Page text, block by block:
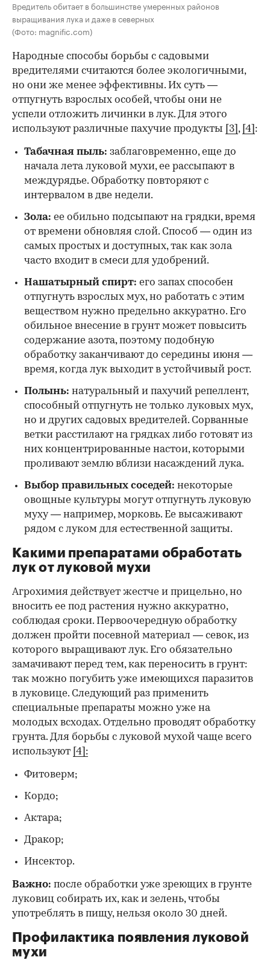
Вредитель обитает в большинстве умеренных районов
выращивания лука и даже в северных
(Фото: magnific.com)
Народные способы борьбы с садовыми
вредителями считаются более экологичными,
но они же менее эффективны. Их суть —
отпугнуть взрослых особей, чтобы они не
успели отложить личинки в лук. Для этого
используют различные пахучие продукты
[3] , [4] :
Табачная пыль: заблаговременно, еще до
начала лета луковой мухи, ее рассыпают в
междурядье. Обработку повторяют с
интервалом в две недели.
Зола: ее обильно подсыпают на грядки, время
от времени обновляя слой. Способ — один из
самых простых и доступных, так как зола
часто входит в смеси для удобрений.
Нашатырный спирт: его запах способен
отпугнуть взрослых мух, но работать с этим
веществом нужно предельно аккуратно. Его
обильное внесение в грунт может повысить
содержание азота, поэтому подобную
обработку заканчивают до середины июня —
время, когда лук выходит в устойчивый рост.
Полынь: натуральный и пахучий репеллент,
способный отпугнуть не только луковых мух,
но и других садовых вредителей. Сорванные
ветки расстилают на грядках либо готовят из
них концентрированные настои, которыми
проливают землю вблизи насаждений лука.
Выбор правильных соседей: некоторые
овощные культуры могут отпугнуть луковую
муху — например, морковь. Ее высаживают
рядом с луком для естественной защиты.
Какими препаратами обработать
лук от луковой мухи
Агрохимия действует жестче и прицельно, но
вносить ее под растения нужно аккуратно,
соблюдая сроки. Первоочередную обработку
должен пройти посевной материал — севок, из
которого выращивают лук. Его обязательно
замачивают перед тем, как переносить в грунт:
так можно погубить уже имеющихся паразитов
в луковице. Следующий раз применить
специальные препараты можно уже на
молодых всходах. Отдельно проводят обработку
грунта. Для борьбы с луковой мухой чаще всего
используют [4]:
Фитоверм;
Кордо;
Актара;
Дракор;
Инсектор.
Важно: после обработки уже зреющих в грунте
луковиц собирать их, как и зелень, чтобы
употреблять в пищу, нельзя около 30 дней.
Профилактика появления луковой
мухи